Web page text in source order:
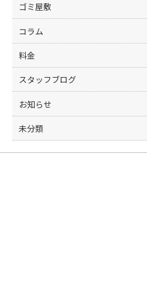
ゴミ屋敷
コラム
料金
スタッフブログ
お知らせ
未分類